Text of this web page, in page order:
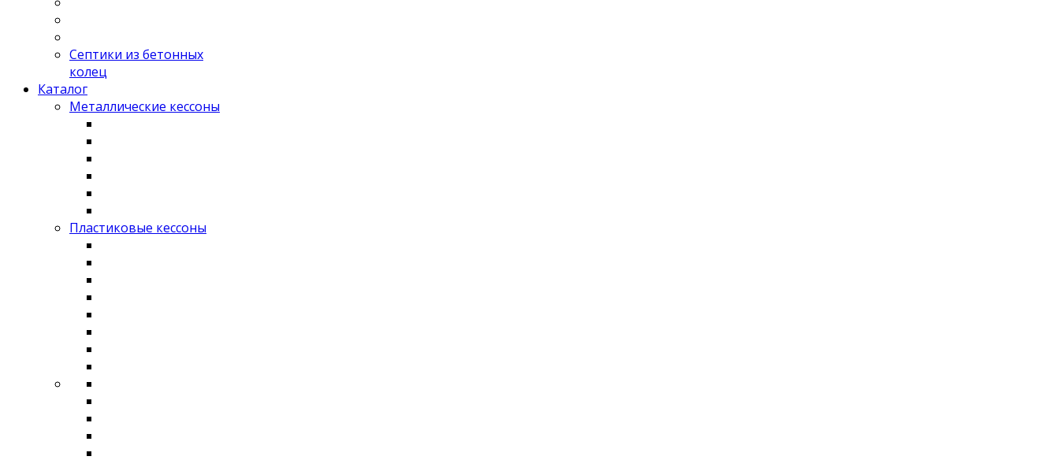
Септики из бетонных
колец
Каталог
Металлические кессоны
Пластиковые кессоны